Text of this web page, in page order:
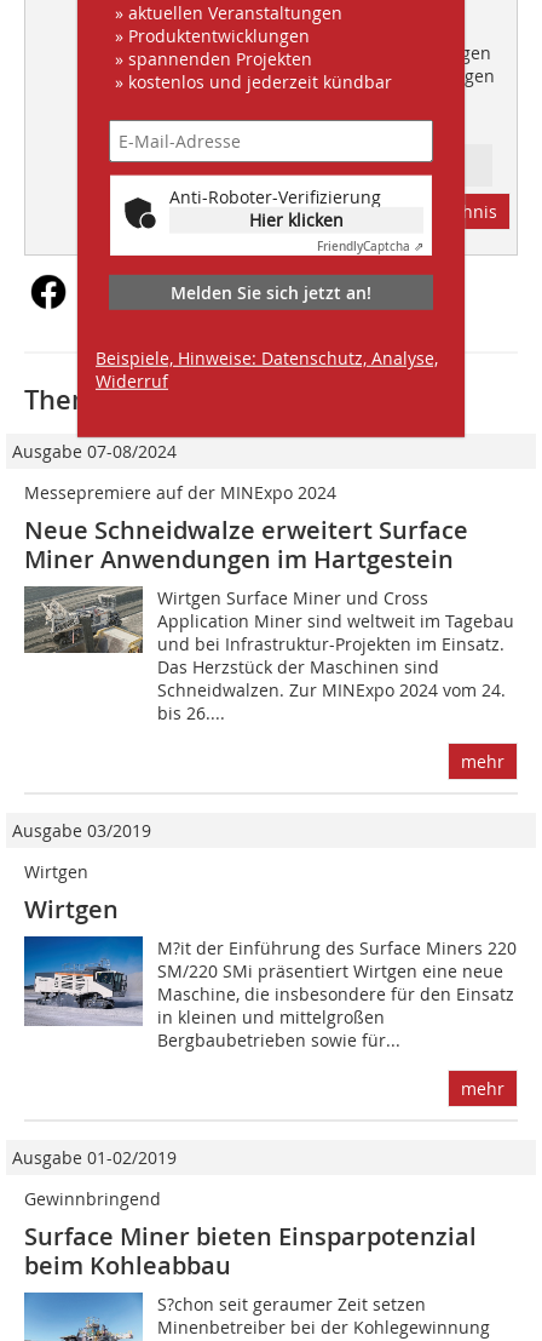
Interview
Entwicklung von Software-Lösungen
für wachsende Marktanforderungen
Ressort: FOCUS INDUSTRY
Abonnement Inhaltsverzeichnis
» aktuellen Veranstaltungen
» Produktentwicklungen
» spannenden Projekten
» kostenlos und jederzeit kündbar
Anti-Roboter-Verifizierung
Hier klicken
FriendlyCaptcha ⇗
Melden Sie sich jetzt an!
Beispiele, Hinweise: Datenschutz, Analyse,
Widerruf
Thematisch passende Artikel:
Ausgabe 07-08/2024
Messepremiere auf der MINExpo 2024
Neue Schneidwalze erweitert Surface
Miner Anwendungen im Hartgestein
Wirtgen Surface Miner und Cross
Application Miner sind weltweit im Tagebau
und bei Infrastruktur-Projekten im Einsatz.
Das Herzstück der Maschinen sind
Schneidwalzen. Zur MINExpo 2024 vom 24.
bis 26....
mehr
Ausgabe 03/2019
Wirtgen
Wirtgen
M?it der Einführung des Surface Miners 220
SM/220 SMi präsentiert Wirtgen eine neue
Maschine, die insbesondere für den Einsatz
in kleinen und mittelgroßen
Bergbaubetrieben sowie für...
mehr
Ausgabe 01-02/2019
Gewinnbringend
Surface Miner bieten Einsparpotenzial
beim Kohleabbau
S?chon seit geraumer Zeit setzen
Minenbetreiber bei der Kohlegewinnung